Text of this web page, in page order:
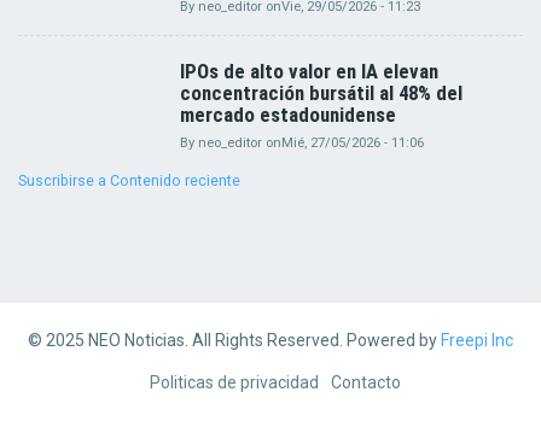
By neo_editor onVie, 29/05/2026 - 11:23
IPOs de alto valor en IA elevan
concentración bursátil al 48% del
mercado estadounidense
By neo_editor on Mié, 27/05/2026 - 11:06
Suscribirse a Contenido reciente
© 2025 NEO Noticias. All Rights Reserved. Powered by Freepi Inc
Politicas de privacidad Contacto